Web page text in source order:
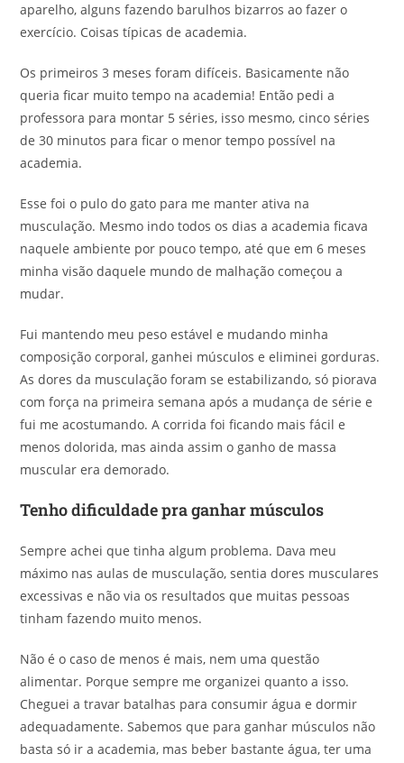
aparelho, alguns fazendo barulhos bizarros ao fazer o
exercício. Coisas típicas de academia.
Os primeiros 3 meses foram difíceis. Basicamente não
queria ficar muito tempo na academia! Então pedi a
professora para montar 5 séries, isso mesmo, cinco séries
de 30 minutos para ficar o menor tempo possível na
academia.
Esse foi o pulo do gato para me manter ativa na
musculação. Mesmo indo todos os dias a academia ficava
naquele ambiente por pouco tempo, até que em 6 meses
minha visão daquele mundo de malhação começou a
mudar.
Fui mantendo meu peso estável e mudando minha
composição corporal, ganhei músculos e eliminei gorduras.
As dores da musculação foram se estabilizando, só piorava
com força na primeira semana após a mudança de série e
fui me acostumando. A corrida foi ficando mais fácil e
menos dolorida, mas ainda assim o ganho de massa
muscular era demorado.
Tenho dificuldade pra ganhar músculos
Sempre achei que tinha algum problema. Dava meu
máximo nas aulas de musculação, sentia dores musculares
excessivas e não via os resultados que muitas pessoas
tinham fazendo muito menos.
Não é o caso de menos é mais, nem uma questão
alimentar. Porque sempre me organizei quanto a isso.
Cheguei a travar batalhas para consumir água e dormir
adequadamente. Sabemos que para ganhar músculos não
basta só ir a academia, mas beber bastante água, ter uma